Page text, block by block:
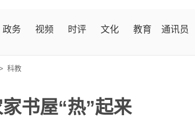
政务 视频 时评 文化 教育 通讯员
科教
书屋“热”起来